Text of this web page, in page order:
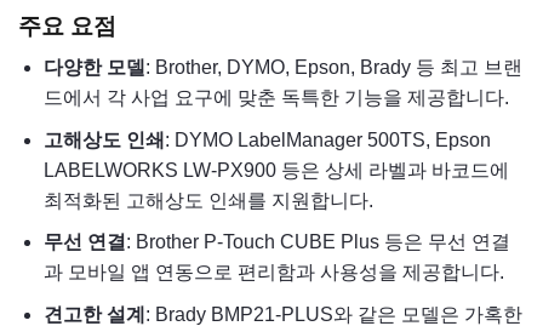
주요 요점
다양한 모델 : Brother, DYMO, Epson, Brady 등 최고 브랜
드에서 각 사업 요구에 맞춘 독특한 기능을 제공합니다.
고해상도 인쇄 : DYMO LabelManager 500TS, Epson
LABELWORKS LW-PX900 등은 상세 라벨과 바코드에
최적화된 고해상도 인쇄를 지원합니다.
무선 연결 : Brother P-Touch CUBE Plus 등은 무선 연결
과 모바일 앱 연동으로 편리함과 사용성을 제공합니다.
견고한 설계 : Brady BMP21-PLUS와 같은 모델은 가혹한